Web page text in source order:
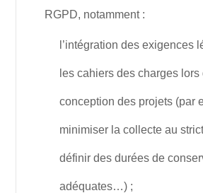
RGPD, notamment :
l’intégration des exigences
les cahiers des charges lors
conception des projets (par
minimiser la collecte au
définir des durées de
adéquates…) ;